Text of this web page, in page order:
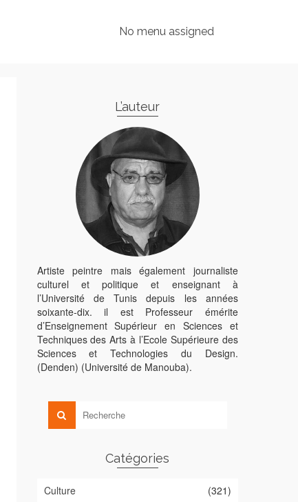
No menu assigned
L’auteur
Artiste peintre mais également journaliste
culturel et politique et enseignant à
l’Université de Tunis depuis les années
soixante-dix. il est Professeur émérite
d’Enseignement Supérieur en Sciences et
Techniques des Arts à l’Ecole Supérieure des
Sciences et Technologies du Design.
(Denden) (Université de Manouba).
Catégories
Culture (321)